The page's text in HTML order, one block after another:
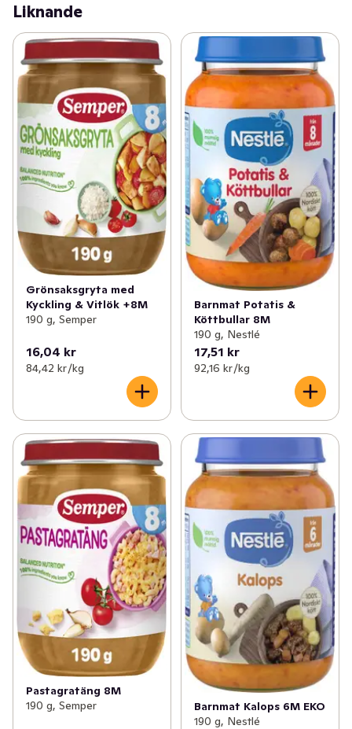
Liknande
Grönsaksgryta med
Kyckling & Vitlök +8M
190 g, Semper
16,04 kr
84,42 kr /kg
Barnmat Potatis &
Köttbullar 8M
190 g, Nestlé
17,51 kr
92,16 kr /kg
Pastagratäng 8M
190 g, Semper
Barnmat Kalops 6M EKO
190 g, Nestlé